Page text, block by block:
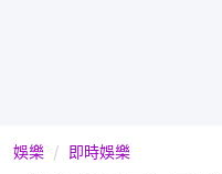
娛樂 即時娛樂